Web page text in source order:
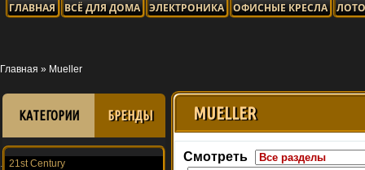
ГЛАВНАЯ ВСЁ ДЛЯ ДОМА ЭЛЕКТРОНИКА ОФИСНЫЕ КРЕСЛА
Главная » Mueller
КАТЕГОРИИ БРЕНДЫ
21st Century
MUELLER
Смотреть